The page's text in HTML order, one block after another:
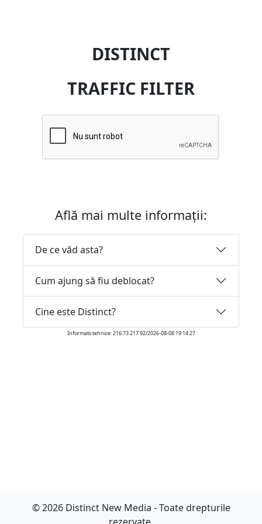
DISTINCT
TRAFFIC FILTER
Află mai multe informații:
De ce văd asta?
Cum ajung să fiu deblocat?
Cine este Distinct?
Informatii tehnice: 216.73.217.92/2026-08-08 19:14:27
© 2026 Distinct New Media - Toate drepturile